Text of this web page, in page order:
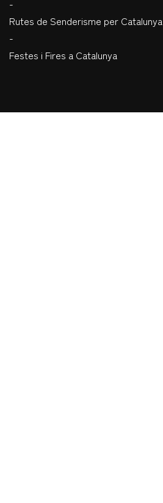
-
Rutes de Senderisme per Catalunya
-
Festes i Fires a Catalunya